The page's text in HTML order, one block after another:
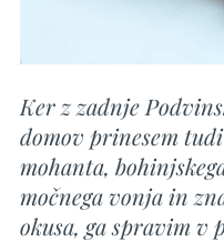
Ker z zadnje
domov prinesem
mohanta,
močnega vonja in
okusa, ga spravim v